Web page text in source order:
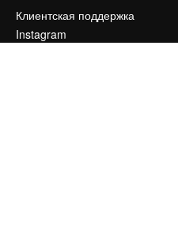
Клиентская поддержка
Instagram